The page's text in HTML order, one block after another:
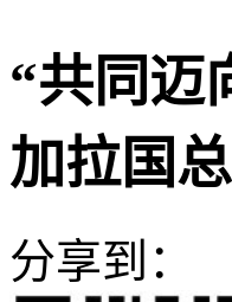
“共同
加拉国
分享到：